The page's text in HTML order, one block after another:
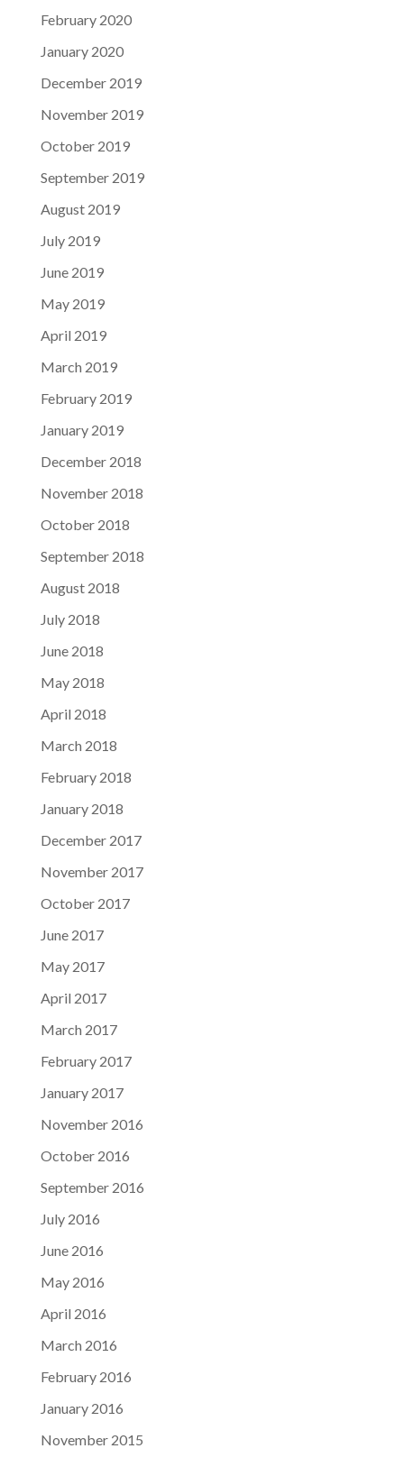
February 2020
January 2020
December 2019
November 2019
October 2019
September 2019
August 2019
July 2019
June 2019
May 2019
April 2019
March 2019
February 2019
January 2019
December 2018
November 2018
October 2018
September 2018
August 2018
July 2018
June 2018
May 2018
April 2018
March 2018
February 2018
January 2018
December 2017
November 2017
October 2017
June 2017
May 2017
April 2017
March 2017
February 2017
January 2017
November 2016
October 2016
September 2016
July 2016
June 2016
May 2016
April 2016
March 2016
February 2016
January 2016
November 2015